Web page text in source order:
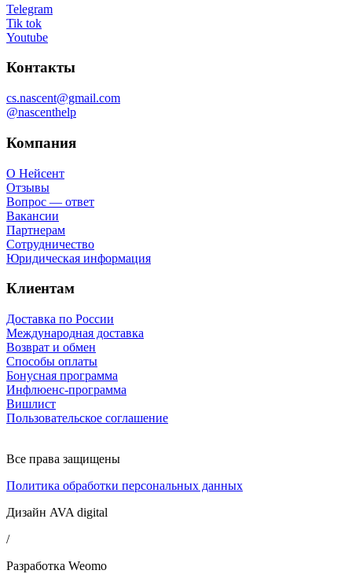
Telegram
Tik tok
Youtube
Контакты
cs.nascent@gmail.com
@nascenthelp
Компания
О Нейсент
Отзывы
Вопрос — ответ
Вакансии
Партнерам
Сотрудничество
Юридическая информация
Клиентам
Доставка по России
Международная доставка
Возврат и обмен
Способы оплаты
Бонусная программа
Инфлюенс-программа
Вишлист
Пользовательское соглашение
Все права защищены
Политика обработки персональных данных
Дизайн AVA digital
/
Разработка Weomo